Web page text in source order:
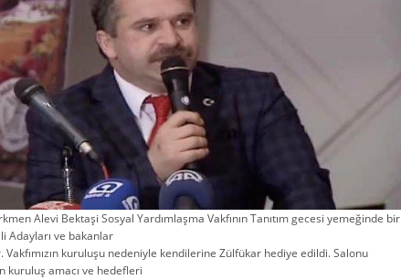
Alevi Bektaşi Sosyal Yardımlaşma Vakfının Tanıtım gecesi yemeğinde bir
Adayları ve bakanlar
kuruluşu nedeniyle kendilerine Zülfükar hediye edildi. Salonu
kuruluş amacı ve hedefleri